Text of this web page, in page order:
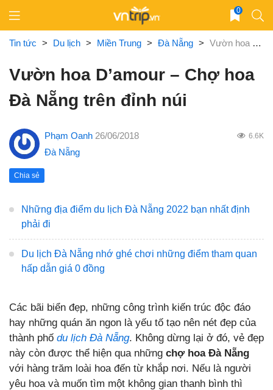
content
0
Tin tức > Du lịch > Miền Trung > Đà Nẵng > Vườn hoa D’amour – Chợ hoa Đà Nẵng trên đỉnh núi
Vườn hoa D’amour – Chợ hoa
Đà Nẵng trên đỉnh núi
Phạm Oanh 26/06/2018 6.6K
Đà Nẵng
Chia sẻ
Những địa điểm du lịch Đà Nẵng 2022 bạn nhất định
phải đi
Du lịch Đà Nẵng nhớ ghé chơi những điểm tham quan
hấp dẫn giá 0 đồng
Các bãi biển đẹp, những công trình kiến trúc độc đáo
hay những quán ăn ngon là yếu tố tạo nên nét đẹp của
thành phố du lịch Đà Nẵng. Không dừng lại ở đó, vẻ đẹp
này còn được thể hiện qua những chợ hoa Đà Nẵng
với hàng trăm loài hoa đến từ khắp nơi. Nếu là người
yêu hoa và muốn tìm một không gian thanh bình thì